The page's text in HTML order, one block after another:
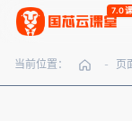
7.0
当前位置： - 页